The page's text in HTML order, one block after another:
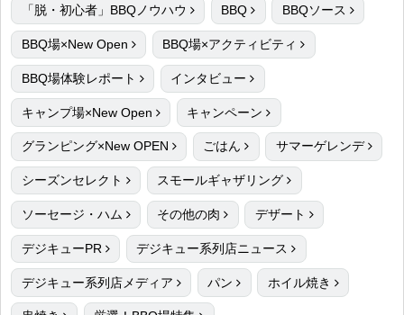
「脱・初心者」BBQノウハウ BBQ BBQソース
BBQ場×New Open BBQ場×アクティビティ
BBQ場体験レポート インタビュー
キャンプ場×New Open キャンペーン
グランピング×New OPEN ごはん サマーゲレンデ
シーズンセレクト スモールギャザリング
ソーセージ・ハム その他の肉 デザート
デジキューPR デジキュー系列店ニュース
デジキュー系列店メディア パン ホイル焼き